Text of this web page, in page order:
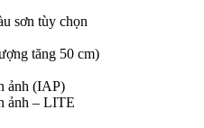
sơn tùy chọn
tăng 50 cm)
ảnh (IAP)
ảnh – LITE